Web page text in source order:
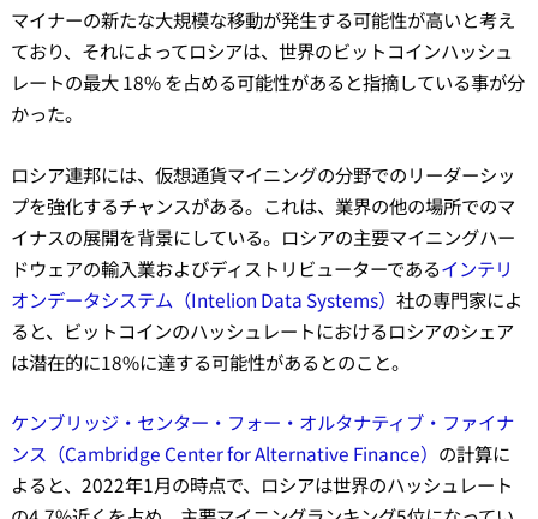
マイナーの新たな大規模な移動が発生する可能性が高いと考え
ており、それによってロシアは、世界のビットコインハッシュ
レートの最大 18% を占める可能性があると指摘している事が分
かった。
ロシア連邦には、仮想通貨マイニングの分野でのリーダーシッ
プを強化するチャンスがある。これは、業界の他の場所でのマ
イナスの展開を背景にしている。ロシアの主要マイニングハー
ドウェアの輸入業およびディストリビューターであるインテリ
オンデータシステム（Intelion Data Systems） 社の専門家によ
ると、ビットコインのハッシュレートにおけるロシアのシェア
は潜在的に18%に達する可能性があるとのこと。
ケンブリッジ・センター・フォー・オルタナティブ・ファイナ
ンス（Cambridge Center for Alternative Finance） の計算に
よると、2022年1月の時点で、ロシアは世界のハッシュレート